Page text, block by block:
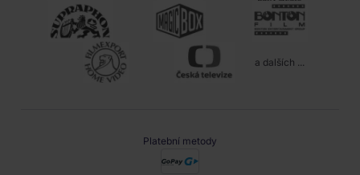
a dalších ...
Platební metody